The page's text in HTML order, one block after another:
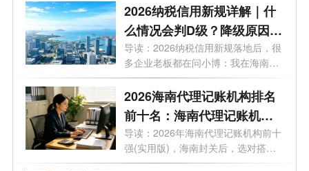
2026纳税信用新规详解｜什
么情况会判D级？降级原因及
信用修复方法
导读：2026纳税信用新规落地后，很
多企业老板都在问小博：我在海南的
企业...
2026海南代理记账机构排名
前十名：海南代理记账机构
哪家好？
导读：2026年海南代理记账机构前十
强(实用版)，海南封关后，选对搭档
可以少...